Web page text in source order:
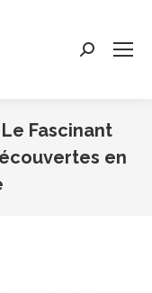
Search:
Le Fascinant
en